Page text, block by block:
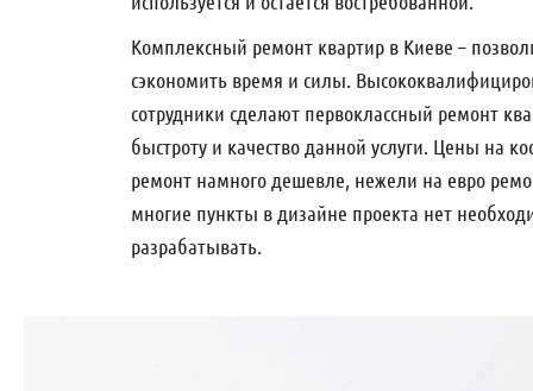
Комплексный ремонт квартир в Киеве –
сэкономить время и силы.
сотрудники сделают первоклассный ремонт
быстроту и качество данной услуги. Цены на
ремонт намного дешевле, нежели на евро
многие пункты в дизайне проекта нет
разрабатывать.